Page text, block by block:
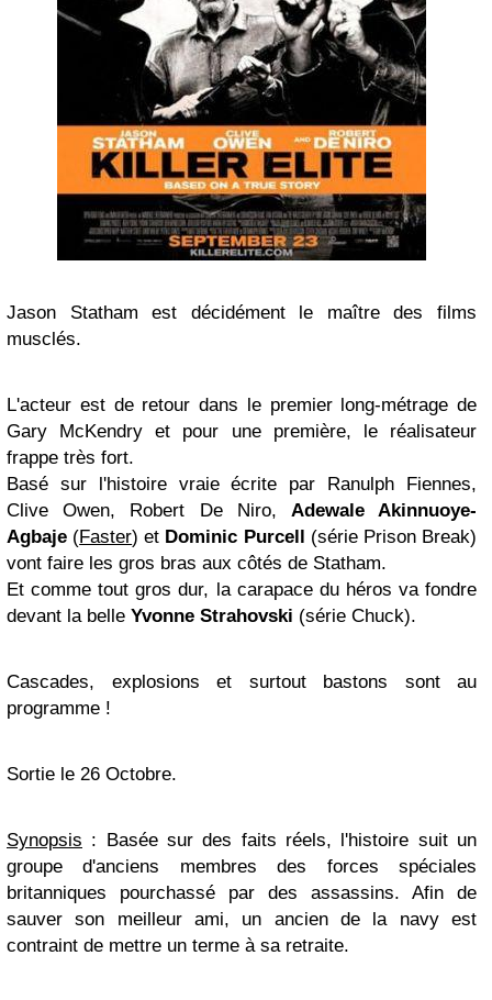
Jason Statham est décidément le maître des films
musclés.
L'acteur est de retour dans le premier long-métrage de
Gary McKendry et pour une première, le réalisateur
frappe très fort.
Basé sur l'histoire vraie écrite par Ranulph Fiennes,
Clive Owen, Robert De Niro, Adewale Akinnuoye-
Agbaje (Faster) et Dominic Purcell (série Prison Break)
vont faire les gros bras aux côtés de Statham.
Et comme tout gros dur, la carapace du héros va fondre
devant la belle Yvonne Strahovski (série Chuck).
Cascades, explosions et surtout bastons sont au
programme !
Sortie le 26 Octobre.
Synopsis : Basée sur des faits réels, l'histoire suit un
groupe d'anciens membres des forces spéciales
britanniques pourchassé par des assassins. Afin de
sauver son meilleur ami, un ancien de la navy est
contraint de mettre un terme à sa retraite.